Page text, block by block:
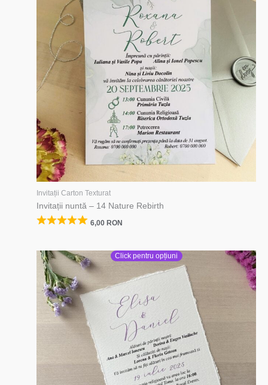
Invitații Carton Texturat
Invitații nuntă – 14 Nature Rebirth
6,00 RON
Click pentru opțiuni